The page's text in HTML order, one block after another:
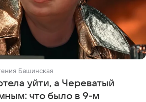
Башинская
уйти, а Череватый
что было в 9-м